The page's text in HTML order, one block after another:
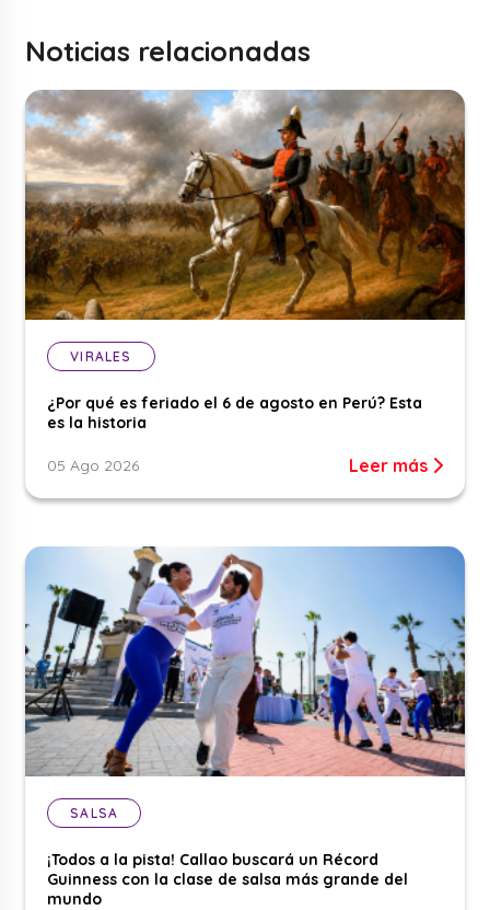
Noticias relacionadas
VIRALES
¿Por qué es feriado el 6 de agosto en Perú? Esta
es la historia
05 Ago 2026 Leer más
SALSA
¡Todos a la pista! Callao buscará un Récord
Guinness con la clase de salsa más grande del
mundo